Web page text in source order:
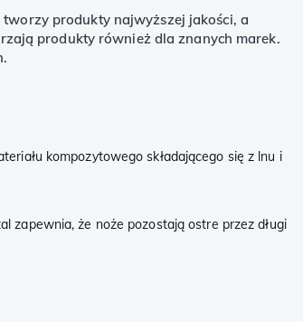
tworzy produkty najwyższej jakości, a
produkty również dla znanych marek.
kompozytowego składającego się z lnu i
zapewnia, że noże pozostają ostre przez długi